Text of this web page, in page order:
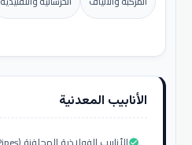
الأنابيب المعدنية
check_circle